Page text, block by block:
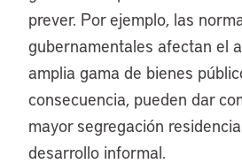
prever. Por ejemplo, las
gubernamentales afectan el
amplia gama de bienes
consecuencia, pueden dar
mayor segregación
desarrollo informal.